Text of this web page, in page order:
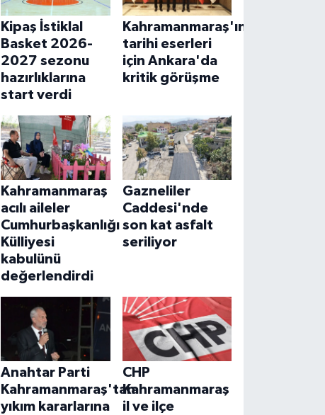
Kipaş İstiklal
Basket 2026-
2027 sezonu
hazırlıklarına
start verdi
Kahramanmaraş'ın
tarihi eserleri
için Ankara'da
kritik görüşme
Kahramanmaraş
acılı aileler
Cumhurbaşkanlığı
Külliyesi
kabulünü
değerlendirdi
Gazneliler
Caddesi'nde
son kat asfalt
seriliyor
Anahtar Parti
Kahramanmaraş'tan
yıkım kararlarına
CHP
Kahramanmaraş
il ve ilçe